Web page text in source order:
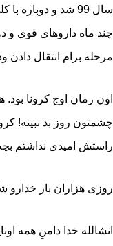
سال 99 شد و
چند ماه داروهای قوی و
مرحله برام انتقال دادن
اون زمان اوج کرونا
چشمتون روز بد نبینه!
راستش امیدی نداشتم
روزی هزاران بار خدارو
انشالله خدا دامنِ همه